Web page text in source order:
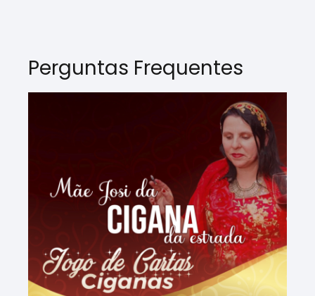
Perguntas Frequentes